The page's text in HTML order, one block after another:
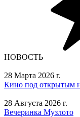
НОВОСТЬ
28 Марта 2026 г.
Кино под открытым
28 Августа 2026 г.
Вечеринка Музлото